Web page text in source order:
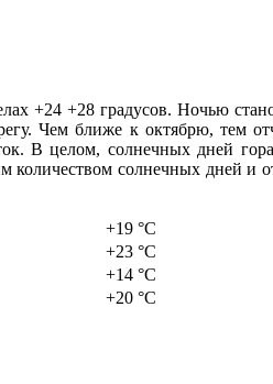
+24 +28 градусов. Ночью
Чем ближе к октябрю, тем
В целом, солнечных дней
количеством солнечных дней и
+19 °C
+23 °C
+14 °C
+20 °C